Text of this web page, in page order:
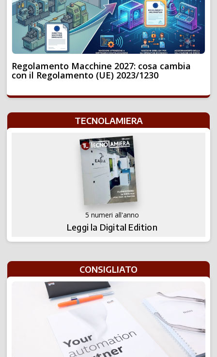
Regolamento Macchine 2027: cosa cambia
con il Regolamento (UE) 2023/1230
TECNOLAMIERA
5 numeri all'anno
Leggi la Digital Edition
CONSIGLIATO